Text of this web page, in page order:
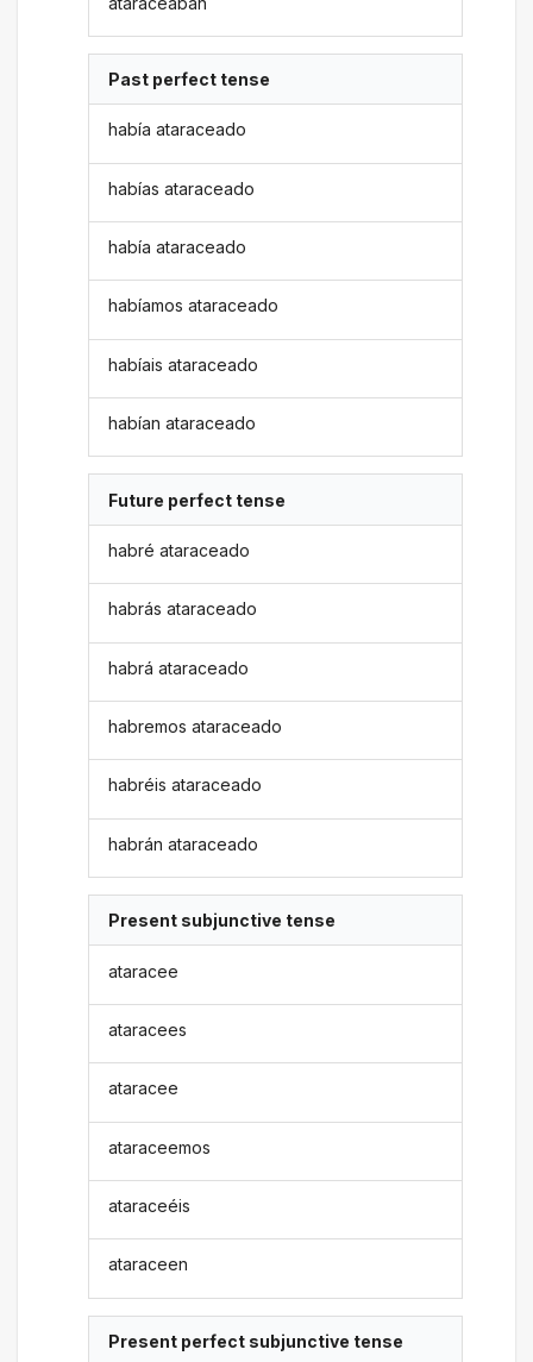
Past perfect tense
había ataraceado
habías ataraceado
había ataraceado
habíamos ataraceado
habíais ataraceado
habían ataraceado
Future perfect tense
habré ataraceado
habrás ataraceado
habrá ataraceado
habremos ataraceado
habréis ataraceado
habrán ataraceado
Present subjunctive tense
ataracee
ataracees
ataracee
ataraceemos
ataraceéis
ataraceen
Present perfect subjunctive tense